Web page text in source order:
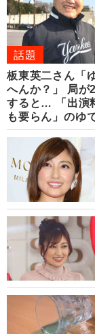
話題
板東英二さん「
へんか？」 局が
すると… 「出演
も要らん」のゆ